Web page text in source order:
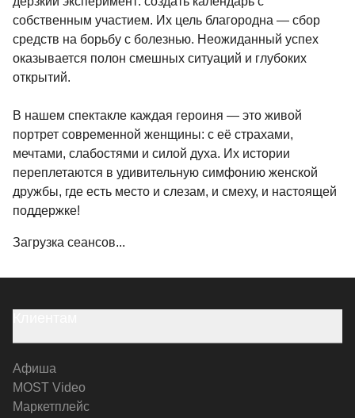
собственным участием. Их цель благородна — сбор
средств на борьбу с болезнью. Неожиданный успех
оказывается полон смешных ситуаций и глубоких
открытий.
В нашем спектакле каждая героиня — это живой
портрет современной женщины: с её страхами,
мечтами, слабостями и силой духа. Их истории
переплетаются в удивительную симфонию женской
дружбы, где есть место и слезам, и смеху, и настоящей
поддержке!
Загрузка сеансов...
Афиша
MOST Video
Маркетплейс